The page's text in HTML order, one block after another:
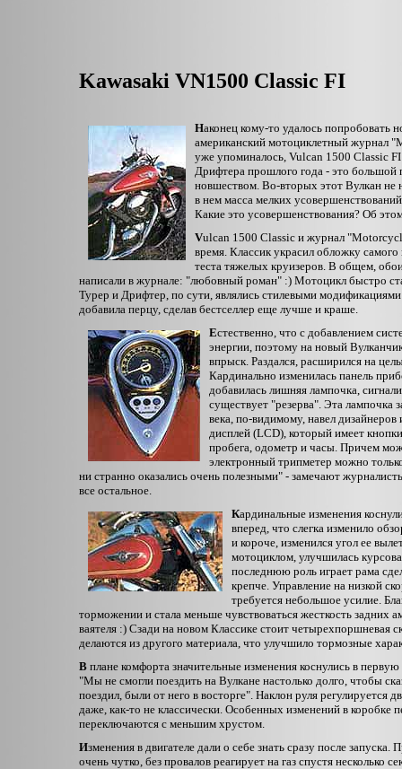
Kawasaki VN1500 Classic FI
Наконец кому-то удалось попробовать
американский мотоциклетный журнал
уже упоминалось, Vulcan 1500 Classic
Дрифтера прошлого года - это большой
новшеством. Во-вторых этот Вулкан не
в нем масса мелких
Какие это усовершенствования? Об
Vulcan 1500 Classic и журнал
время. Классик украсил обложку
теста тяжелых круизеров. В общем,
написали в журнале: "любовный роман" :) Мотоцикл быстро
Турер и Дрифтер, по сути, являлись стилевыми
добавила перцу, сделав бестселлер еще лучше и краше.
Естественно, что с добавлением
энергии, поэтому на новый
впрыск. Раздался, расширился на
Кардинально изменилась панель
добавилась лишняя лампочка,
существует "резерва". Эта лампочка
века, по-видимому, навел
дисплей (LCD), который имеет
пробега, одометр и часы. Причем
электронный трипметер можно
ни странно оказались очень полезными" - замечают
все остальное.
Кардинальные изменения
вперед, что слегка изменило
и короче, изменился угол ее
мотоциклом, улучшилась
последнюю роль играет рама
крепче. Управление на низкой
требуется небольшое усилие.
торможении и стала меньше чувствоваться жесткость задних
ваятеля :) Сзади на новом Классике стоит четырехпоршневая
делаются из другого материала, что улучшило тормозные
В плане комфорта значительные изменения коснулись в
"Мы не смогли поездить на Вулкане настолько долго, чтобы
поездил, были от него в восторге". Наклон руля регулируется
даже, как-то не классически. Особенных изменений в коробке
переключаются с меньшим хрустом.
Изменения в двигателе дали о себе знать сразу после
очень чутко, без провалов реагирует на газ спустя